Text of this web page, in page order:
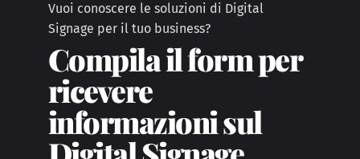
Vuoi conoscere le soluzioni di Digital
Signage per il tuo business?
Compila il form per
ricevere
informazioni sul